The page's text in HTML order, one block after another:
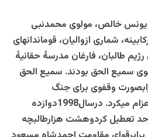
یونس خالص، مولوی محمدنبی
شماری ازوالیان، قوماندانهای
طالبان، فارغان مدرسۀ حقانیۀ
سمیع الحق بودند. سمیع الحق
وقفوی برای جنگ
درکنارطالبان به افغانستان اعزام میکرد. درسال1998دوازده
تعطیل کردوهشت هزارطالبچه